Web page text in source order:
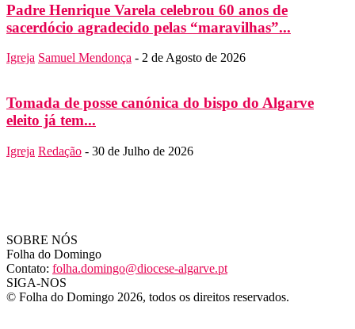
Padre Henrique Varela celebrou 60 anos de
sacerdócio agradecido pelas “maravilhas”...
Igreja Samuel Mendonça - 2 de Agosto de 2026
Tomada de posse canónica do bispo do Algarve
eleito já tem...
Igreja Redação - 30 de Julho de 2026
SOBRE NÓS
Folha do Domingo
Contato: folha.domingo@diocese-algarve.pt
SIGA-NOS
© Folha do Domingo 2026, todos os direitos reservados.